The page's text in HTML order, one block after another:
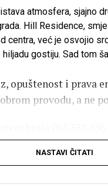
atmosfera, sjajno
Hill Residence,
centra, već je osvojio
gostiju. Sad tom
opuštenost i prava
provodu, a ne
NASTAVI ČITATI